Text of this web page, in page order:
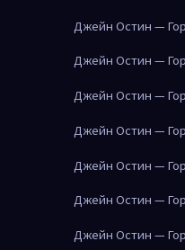
Джейн Остин —
Джейн Остин —
Джейн Остин —
Джейн Остин —
Джейн Остин —
Джейн Остин —
Джейн Остин —